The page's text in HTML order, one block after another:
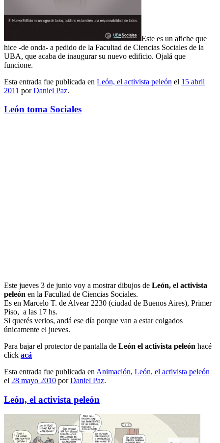
Este es un afiche que
hice -de onda- a pedido de la Facultad de Ciencias Sociales de la
UBA, que acaba de inaugurar su nuevo edificio. Ojalá que
funcione.
Esta entrada fue publicada en León, el activista peleón el 15 abril
2011 porDaniel Paz.
León toma Sociales
Este jueves 3 de junio voy a mostrar dibujos de León, el activista
peleón en la Facultad de Ciencias Sociales.
Es en Marcelo T. de Alvear 2230 (ciudad de Buenos Aires), Primer
Piso, a las 17 hs.
Si querés verlos, andá ese día porque van a estar colgados
únicamente el jueves.
Para bajar el protector de pantalla de León el activista peleón hacé
click acá
Esta entrada fue publicada en Animación, León, el activista peleón
el 28 mayo 2010 porDaniel Paz.
León, el activista peleón